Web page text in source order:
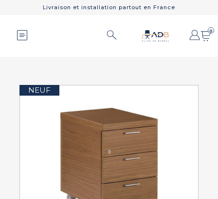
Livraison et installation partout en France
0
NEUF